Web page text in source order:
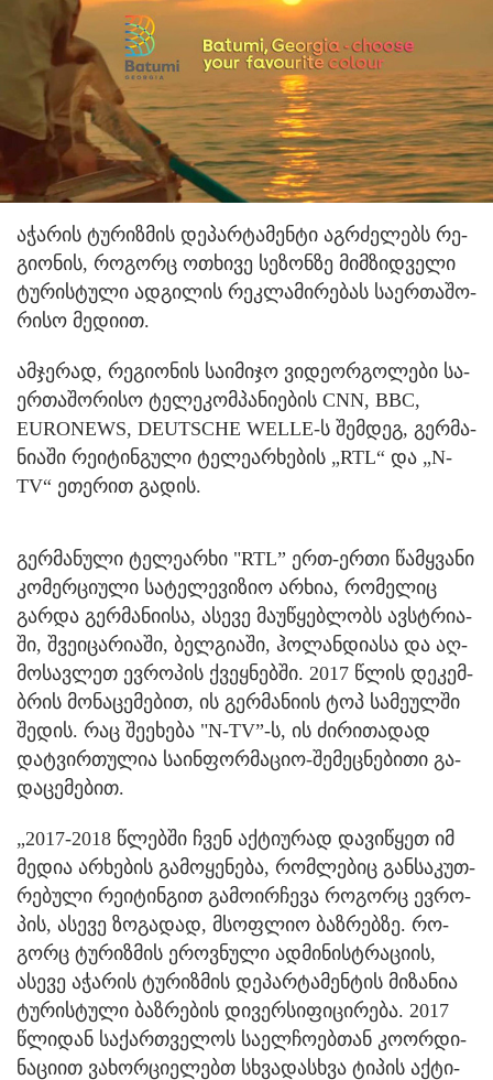
აჭა­რის ტუ­რიზ­მის დე­პარ­ტა­მენ­ტი აგ­რძე­ლებს რე­
გი­ო­ნის, რო­გორც ოთხი­ვე სე­ზონ­ზე მიმ­ზიდ­ვე­ლი
ტუ­რის­ტუ­ლი ად­გი­ლის რეკ­ლა­მი­რე­ბას სა­ერ­თა­შო­
რი­სო მე­დი­ით.
ამ­ჯე­რად, რე­გი­ო­ნის სა­ი­მი­ჯო ვი­დე­ორ­გო­ლე­ბი სა­
ერ­თა­შო­რი­სო ტე­ლე­კომ­პა­ნი­ე­ბის CNN, BBC,
EURONEWS, DEUTSCHE WELLE-ს შემ­დეგ, გერ­მა­
ნი­ა­ში რე­ი­ტინ­გუ­ლი ტე­ლე­არ­ხე­ბის „RTL“ და „N-
TV“ ეთე­რით გა­დის.
გერ­მა­ნუ­ლი ტე­ლე­არ­ხი "RTL” ერთ-ერთი წამ­ყვა­ნი
კო­მერ­ცი­უ­ლი სა­ტე­ლე­ვი­ზიო არ­ხია, რო­მე­ლიც
გარ­და გერ­მა­ნი­ი­სა, ასე­ვე მა­უ­წყებ­ლობს ავ­სტრი­ა­
ში, შვე­ი­ცა­რი­ა­ში, ბელ­გი­ა­ში, ჰო­ლან­დი­ა­სა და აღ­
მო­სავ­ლეთ ევ­რო­პის ქვეყ­ნებ­ში. 2017 წლის დე­კემ­
ბრის მო­ნა­ცე­მე­ბით, ის გერ­მა­ნი­ის ტოპ სა­მე­ულ­ში
შე­დის. რაც შე­ე­ხე­ბა "N-TV”-ს, ის ძი­რი­თა­დად
დატ­ვირ­თუ­ლია სა­ინ­ფორ­მა­ციო-შე­მეც­ნე­ბი­თი გა­
და­ცე­მე­ბით.
„2017-2018 წლებ­ში ჩვენ აქ­ტი­უ­რად და­ვი­წყეთ იმ
მე­დია არ­ხე­ბის გა­მო­ყე­ნე­ბა, რომ­ლე­ბიც გან­სა­კუთ­
რე­ბუ­ლი რე­ი­ტინ­გით გა­მო­ირ­ჩე­ვა რო­გორც ევ­რო­
პის, ასე­ვე ზო­გა­დად, მსოფ­ლიო ბაზ­რებ­ზე. რო­
გორც ტუ­რიზ­მის ეროვ­ნუ­ლი ად­მი­ნის­ტრა­ცი­ის,
ასე­ვე აჭა­რის ტუ­რიზ­მის დე­პარ­ტა­მენ­ტის მი­ზა­ნია
ტუ­რის­ტუ­ლი ბაზ­რე­ბის დი­ვერ­სი­ფი­ცი­რე­ბა. 2017
წლი­დან სა­ქარ­თვე­ლოს სა­ელ­ჩო­ებ­თან კო­ორ­დი­
ნა­ცი­ით ვახორ­ცი­ე­ლებთ სხვა­დას­ხვა ტი­პის აქ­ტი­